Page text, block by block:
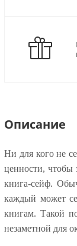
Описание
Ни для кого не
ценности, чтобы
книга-сейф.
каждый может
книгам. Такой
незаметной для